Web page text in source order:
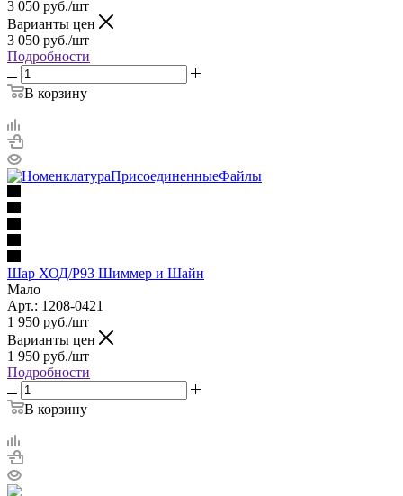
3 050 руб./шт
Варианты цен
3 050 руб./шт
Подробности
В корзину
Шар ХОД/P93 Шиммер и Шайн
Мало
Арт.: 1208-0421
1 950 руб./шт
Варианты цен
1 950 руб./шт
Подробности
В корзину